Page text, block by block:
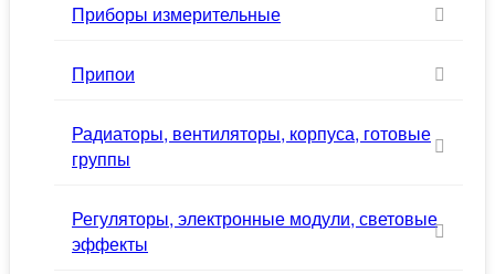
Приборы измерительные
Припои
Радиаторы, вентиляторы, корпуса, готовые
группы
Регуляторы, электронные модули, световые
эффекты